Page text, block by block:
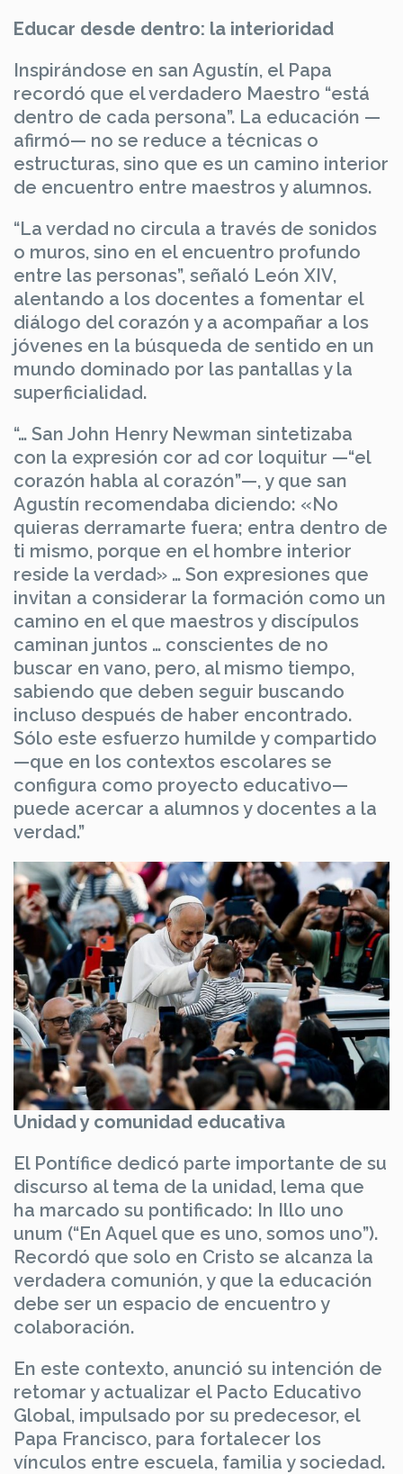
Educar desde dentro: la interioridad
Inspirándose en san Agustín, el Papa
recordó que el verdadero Maestro “está
dentro de cada persona”. La educación —
afirmó— no se reduce a técnicas o
estructuras, sino que es un camino interior
de encuentro entre maestros y alumnos.
“La verdad no circula a través de sonidos
o muros, sino en el encuentro profundo
entre las personas”, señaló León XIV,
alentando a los docentes a fomentar el
diálogo del corazón y a acompañar a los
jóvenes en la búsqueda de sentido en un
mundo dominado por las pantallas y la
superficialidad.
“… San John Henry Newman sintetizaba
con la expresión cor ad cor loquitur —“el
corazón habla al corazón”—, y que san
Agustín recomendaba diciendo: «No
quieras derramarte fuera; entra dentro de
ti mismo, porque en el hombre interior
reside la verdad» … Son expresiones que
invitan a considerar la formación como un
camino en el que maestros y discípulos
caminan juntos … conscientes de no
buscar en vano, pero, al mismo tiempo,
sabiendo que deben seguir buscando
incluso después de haber encontrado.
Sólo este esfuerzo humilde y compartido
—que en los contextos escolares se
configura como proyecto educativo—
puede acercar a alumnos y docentes a la
verdad.”
Unidad y comunidad educativa
El Pontífice dedicó parte importante de su
discurso al tema de la unidad, lema que
ha marcado su pontificado: In Illo uno
unum (“En Aquel que es uno, somos uno”).
Recordó que solo en Cristo se alcanza la
verdadera comunión, y que la educación
debe ser un espacio de encuentro y
colaboración.
En este contexto, anunció su intención de
retomar y actualizar el Pacto Educativo
Global, impulsado por su predecesor, el
Papa Francisco, para fortalecer los
vínculos entre escuela, familia y sociedad.